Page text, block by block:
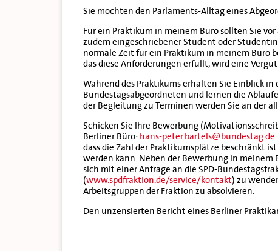
Sie möchten den Parlaments-Alltag eines
Für ein Praktikum in meinem Büro sollten Sie
zudem eingeschriebener Student oder
normale Zeit für ein Praktikum in meinem Büro
das diese Anforderungen erfüllt, wird eine
Während des Praktikums erhalten Sie Einblick
Bundestagsabgeordneten und lernen die
der Begleitung zu Terminen werden Sie an der
Schicken Sie Ihre Bewerbung
Berliner Büro: hans-peter.bartels@bundestag.de
dass die Zahl der Praktikumsplätze beschränkt
werden kann. Neben der Bewerbung in
sich mit einer Anfrage an die SPD-
(www.spdfraktion.de/service/kontakt) zu
Arbeitsgruppen der Fraktion zu absolvieren.
Den unzensierten Bericht eines Berliner